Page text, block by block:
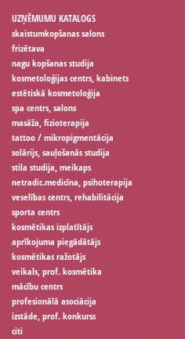
UZŅĒMUMU KATALOGS
skaistumkopšanas salons
frizētava
nagu kopšanas studija
kosmetoloģijas centrs, kabinets
estētiskā kosmetoloģija
spa centrs, salons
masāža, fizioterapija
tattoo / mikropigmentācija
solārijs, sauļošanās studija
stila studija, meikaps
netradic.medicīna, psihoterapija
veselības centrs, rehabilitācija
sporta centrs
kosmētikas izplatītājs
aprīkojuma piegādātājs
kosmētikas ražotājs
veikals, prof. kosmētika
mācību centrs
profesionālā asociācija
izstāde, prof. konkurss
citi